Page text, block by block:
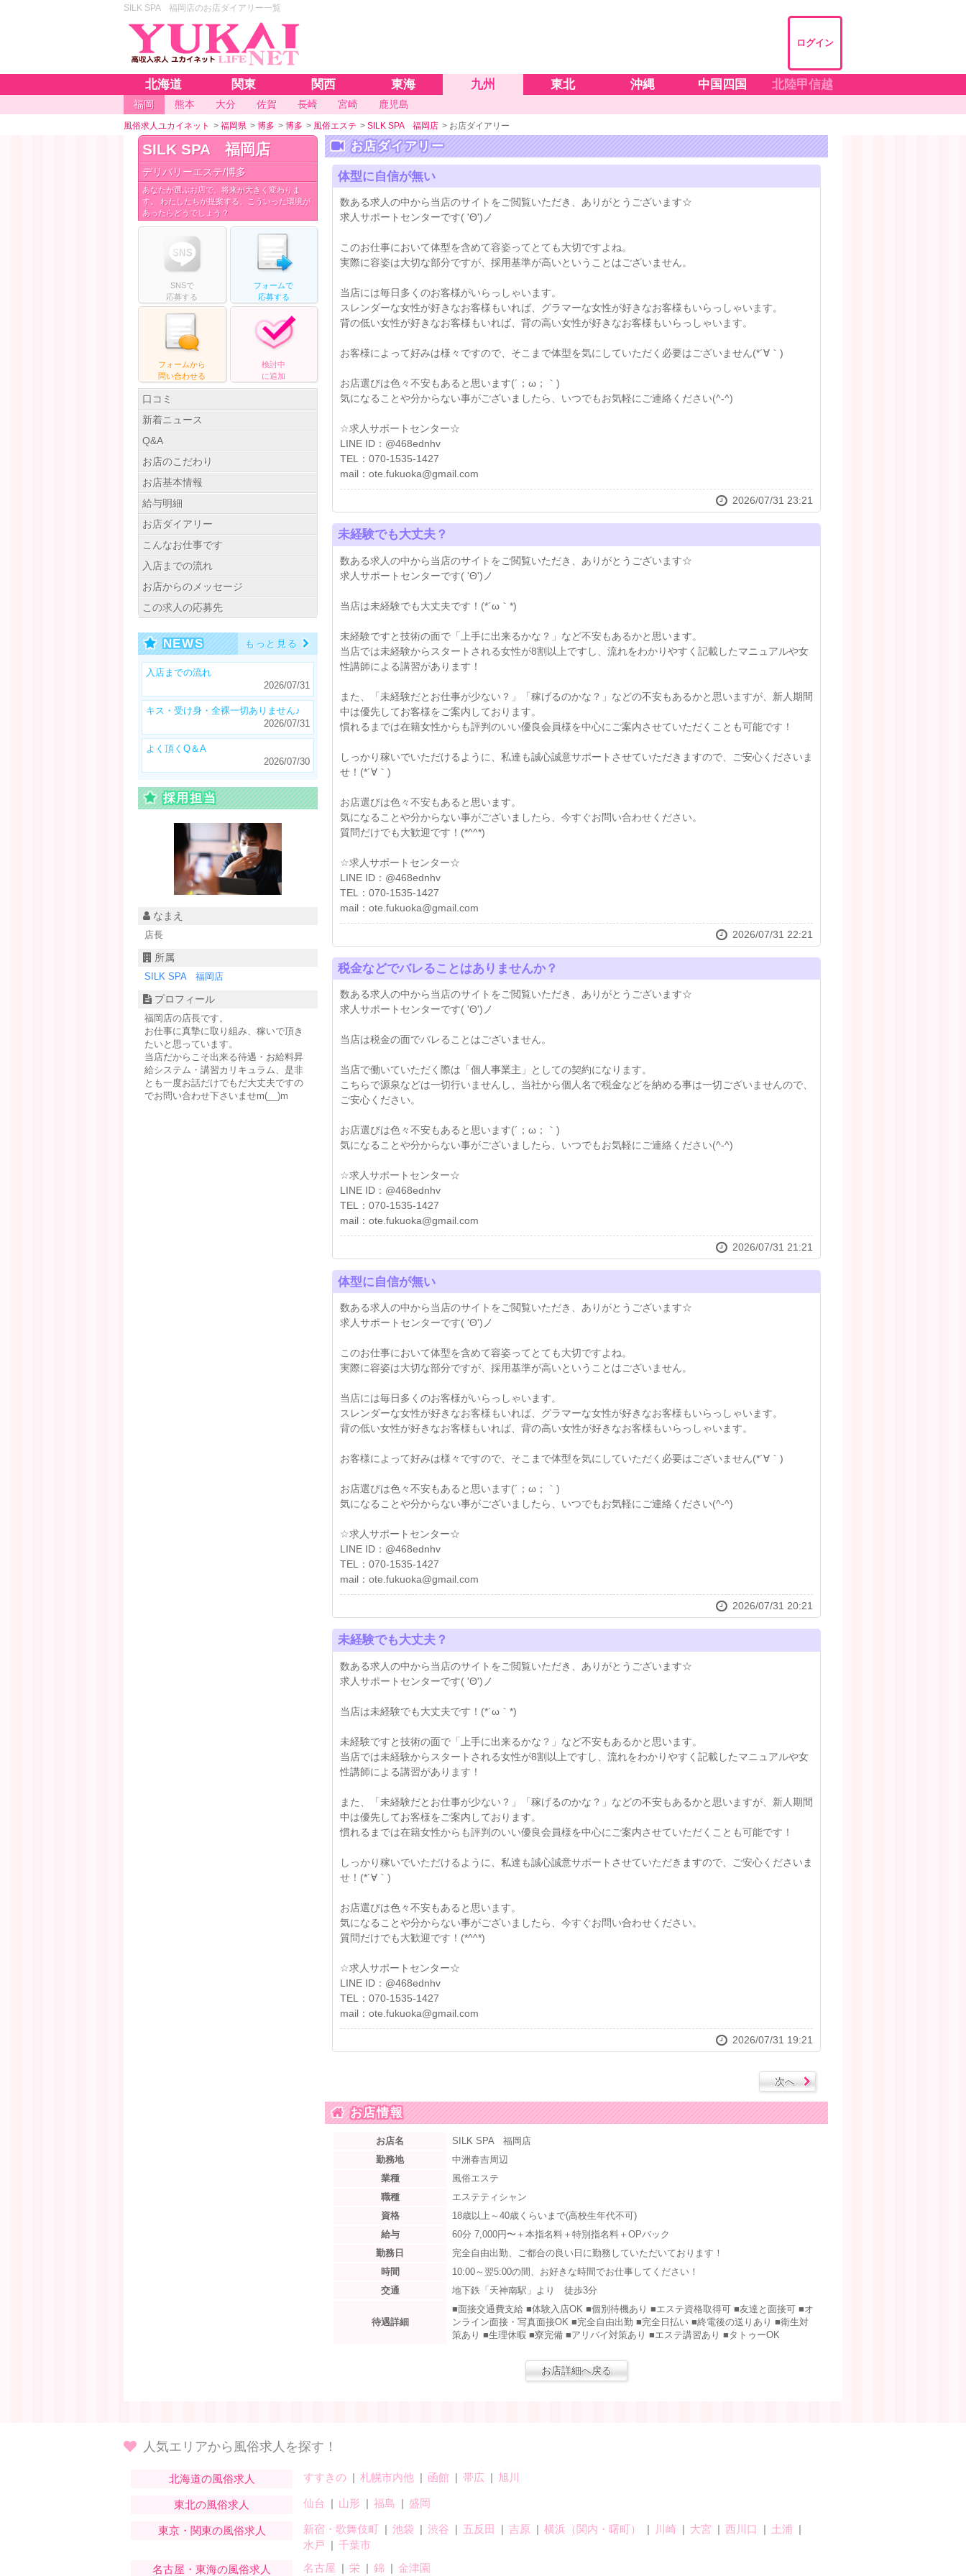
SILK SPA 福岡店のお店ダイアリー一覧
ログイン
北海道 関東 関西 東海 九州 東北 沖縄 中国四国 北陸甲信越
福岡 熊本 大分 佐賀 長崎 宮崎 鹿児島
風俗求人ユカイネット > 福岡県 > 博多 > 博多 > 風俗エステ > SILK SPA 福岡店 > お店ダイアリー
SILK SPA 福岡店
デリバリーエステ/博多
あなたが選ぶお店で、将来が大きく変わりま
す。 わたしたちが提案する、こういった環境が
あったらどうでしょう？
SNSで
応募する
フォームで
応募する
フォームから
問い合わせる
検討中
に追加
口コミ
新着ニュース
Q&A
お店のこだわり
お店基本情報
給与明細
お店ダイアリー
こんなお仕事です
入店までの流れ
お店からのメッセージ
この求人の応募先
NEWS もっと見る
入店までの流れ
2026/07/31
キス・受け身・全裸一切ありません♪
2026/07/31
よく頂くQ＆A
2026/07/30
採用担当
なまえ
店長
所属
SILK SPA 福岡店
プロフィール
福岡店の店長です。
お仕事に真摯に取り組み、稼いで頂き
たいと思っています。
当店だからこそ出来る待遇・お給料昇
給システム・講習カリキュラム、是非
とも一度お話だけでもだ大丈夫ですの
でお問い合わせ下さいませm(__)m
お店ダイアリー
体型に自信が無い
数ある求人の中から当店のサイトをご閲覧いただき、ありがとうございます☆
求人サポートセンターです( 'Θ')ノ
このお仕事において体型を含めて容姿ってとても大切ですよね。
実際に容姿は大切な部分ですが、採用基準が高いということはございません。
当店には毎日多くのお客様がいらっしゃいます。
スレンダーな女性が好きなお客様もいれば、グラマーな女性が好きなお客様もいらっしゃいます。
背の低い女性が好きなお客様もいれば、背の高い女性が好きなお客様もいらっしゃいます。
お客様によって好みは様々ですので、そこまで体型を気にしていただく必要はございません(*´∀｀)
お店選びは色々不安もあると思います(´；ω；｀)
気になることや分からない事がございましたら、いつでもお気軽にご連絡ください(^-^)
☆求人サポートセンター☆
LINE ID：@468ednhv
TEL：070-1535-1427
mail：ote.fukuoka@gmail.com
2026/07/31 23:21
未経験でも大丈夫？
数ある求人の中から当店のサイトをご閲覧いただき、ありがとうございます☆
求人サポートセンターです( 'Θ')ノ
当店は未経験でも大丈夫です！(*´ω｀*)
未経験ですと技術の面で「上手に出来るかな？」など不安もあるかと思います。
当店では未経験からスタートされる女性が8割以上ですし、流れをわかりやすく記載したマニュアルや女
性講師による講習があります！
また、「未経験だとお仕事が少ない？」「稼げるのかな？」などの不安もあるかと思いますが、新人期間
中は優先してお客様をご案内しております。
慣れるまでは在籍女性からも評判のいい優良会員様を中心にご案内させていただくことも可能です！
しっかり稼いでいただけるように、私達も誠心誠意サポートさせていただきますので、ご安心くださいま
せ！(*´∀｀)
お店選びは色々不安もあると思います。
気になることや分からない事がございましたら、今すぐお問い合わせください。
質問だけでも大歓迎です！(*^^*)
☆求人サポートセンター☆
LINE ID：@468ednhv
TEL：070-1535-1427
mail：ote.fukuoka@gmail.com
2026/07/31 22:21
税金などでバレることはありませんか？
数ある求人の中から当店のサイトをご閲覧いただき、ありがとうございます☆
求人サポートセンターです( 'Θ')ノ
当店は税金の面でバレることはございません。
当店で働いていただく際は「個人事業主」としての契約になります。
こちらで源泉などは一切行いませんし、当社から個人名で税金などを納める事は一切ございませんので、
ご安心ください。
お店選びは色々不安もあると思います(´；ω；｀)
気になることや分からない事がございましたら、いつでもお気軽にご連絡ください(^-^)
☆求人サポートセンター☆
LINE ID：@468ednhv
TEL：070-1535-1427
mail：ote.fukuoka@gmail.com
2026/07/31 21:21
体型に自信が無い
数ある求人の中から当店のサイトをご閲覧いただき、ありがとうございます☆
求人サポートセンターです( 'Θ')ノ
このお仕事において体型を含めて容姿ってとても大切ですよね。
実際に容姿は大切な部分ですが、採用基準が高いということはございません。
当店には毎日多くのお客様がいらっしゃいます。
スレンダーな女性が好きなお客様もいれば、グラマーな女性が好きなお客様もいらっしゃいます。
背の低い女性が好きなお客様もいれば、背の高い女性が好きなお客様もいらっしゃいます。
お客様によって好みは様々ですので、そこまで体型を気にしていただく必要はございません(*´∀｀)
お店選びは色々不安もあると思います(´；ω；｀)
気になることや分からない事がございましたら、いつでもお気軽にご連絡ください(^-^)
☆求人サポートセンター☆
LINE ID：@468ednhv
TEL：070-1535-1427
mail：ote.fukuoka@gmail.com
2026/07/31 20:21
未経験でも大丈夫？
数ある求人の中から当店のサイトをご閲覧いただき、ありがとうございます☆
求人サポートセンターです( 'Θ')ノ
当店は未経験でも大丈夫です！(*´ω｀*)
未経験ですと技術の面で「上手に出来るかな？」など不安もあるかと思います。
当店では未経験からスタートされる女性が8割以上ですし、流れをわかりやすく記載したマニュアルや女
性講師による講習があります！
また、「未経験だとお仕事が少ない？」「稼げるのかな？」などの不安もあるかと思いますが、新人期間
中は優先してお客様をご案内しております。
慣れるまでは在籍女性からも評判のいい優良会員様を中心にご案内させていただくことも可能です！
しっかり稼いでいただけるように、私達も誠心誠意サポートさせていただきますので、ご安心くださいま
せ！(*´∀｀)
お店選びは色々不安もあると思います。
気になることや分からない事がございましたら、今すぐお問い合わせください。
質問だけでも大歓迎です！(*^^*)
☆求人サポートセンター☆
LINE ID：@468ednhv
TEL：070-1535-1427
mail：ote.fukuoka@gmail.com
2026/07/31 19:21
次へ
お店情報
お店名
SILK SPA 福岡店
勤務地
中洲春吉周辺
業種
風俗エステ
職種
エステティシャン
資格
18歳以上～40歳くらいまで(高校生年代不可)
給与
60分 7,000円〜＋本指名料＋特別指名料＋OPバック
勤務日
完全自由出勤、ご都合の良い日に勤務していただいております！
時間
10:00～翌5:00の間、お好きな時間でお仕事してください！
交通
地下鉄「天神南駅」より 徒歩3分
待遇詳細
■面接交通費支給 ■体験入店OK ■個別待機あり ■エステ資格取得可 ■友達と面接可 ■オ
ンライン面接・写真面接OK ■完全自由出勤 ■完全日払い ■終電後の送りあり ■衛生対
策あり ■生理休暇 ■寮完備 ■アリバイ対策あり ■エステ講習あり ■タトゥーOK
お店詳細へ戻る
人気エリアから風俗求人を探す！
北海道の風俗求人 すすきの 札幌市内他 函館 帯広 旭川
東北の風俗求人 仙台 山形 福島 盛岡
東京・関東の風俗求人 新宿・歌舞伎町 池袋 渋谷 五反田 吉原 横浜（関内・曙町） 川崎 大宮 西川口
土浦
水戸
千葉市
名古屋・東海の風俗求人
名古屋 栄 錦 金津園